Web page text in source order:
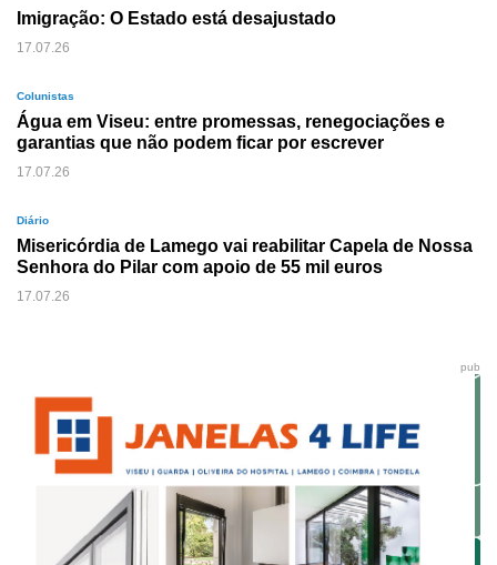
Imigração: O Estado está desajustado
17.07.26
Colunistas
Água em Viseu: entre promessas, renegociações e
garantias que não podem ficar por escrever
17.07.26
Diário
Misericórdia de Lamego vai reabilitar Capela de Nossa
Senhora do Pilar com apoio de 55 mil euros
17.07.26
pub